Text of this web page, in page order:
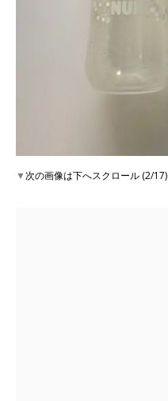
▼次の画像は下へスクロール (2/17)